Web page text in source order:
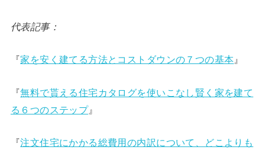
代表記事：
『家を安く建てる方法とコストダウンの７つの基本 』
『無料で貰える住宅カタログを使いこなし賢く家を建て
る６つのステップ』
『注文住宅にかかる総費用の内訳について、どこよりも